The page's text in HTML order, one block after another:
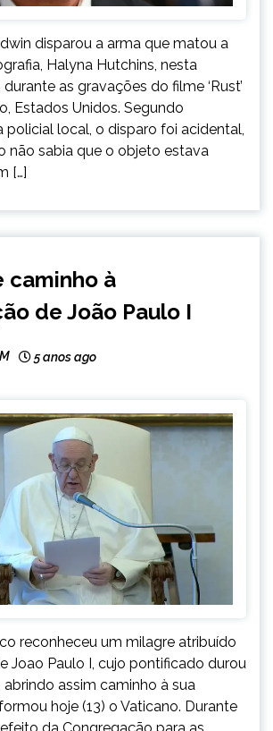
disparou a arma que matou a
Halyna Hutchins, nesta
as gravações do filme ‘Rust’
Estados Unidos. Segundo
policial local, o disparo foi acidental,
não sabia que o objeto estava
[…]
caminho à
de João Paulo I
5 anos ago
reconheceu um milagre atribuído
Joao Paulo I, cujo pontificado durou
abrindo assim caminho à sua
hoje (13) o Vaticano. Durante